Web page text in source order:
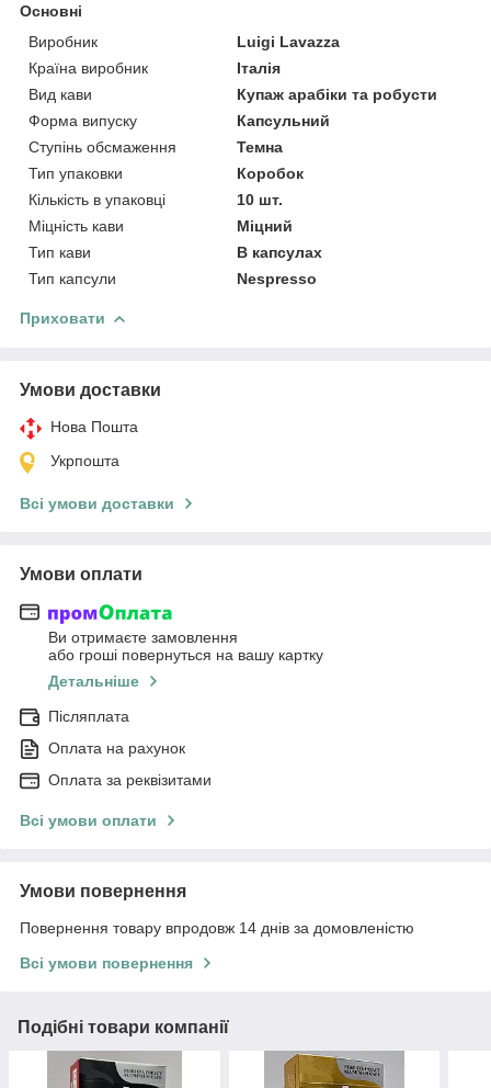
Основні
Виробник
Luigi Lavazza
Країна виробник
Італія
Вид кави
Купаж арабіки та робусти
Форма випуску
Капсульний
Ступінь обсмаження
Темна
Тип упаковки
Коробок
Кількість в упаковці
10 шт.
Міцність кави
Міцний
Тип кави
В капсулах
Тип капсули
Nespresso
Приховати
Умови доставки
Нова Пошта
Укрпошта
Всі умови доставки
Умови оплати
Ви отримаєте замовлення
або гроші повернуться на вашу картку
Детальніше
Післяплата
Оплата на рахунок
Оплата за реквізитами
Всі умови оплати
Умови повернення
Повернення товару впродовж 14 днів за домовленістю
Всі умови повернення
Подібні товари компанії